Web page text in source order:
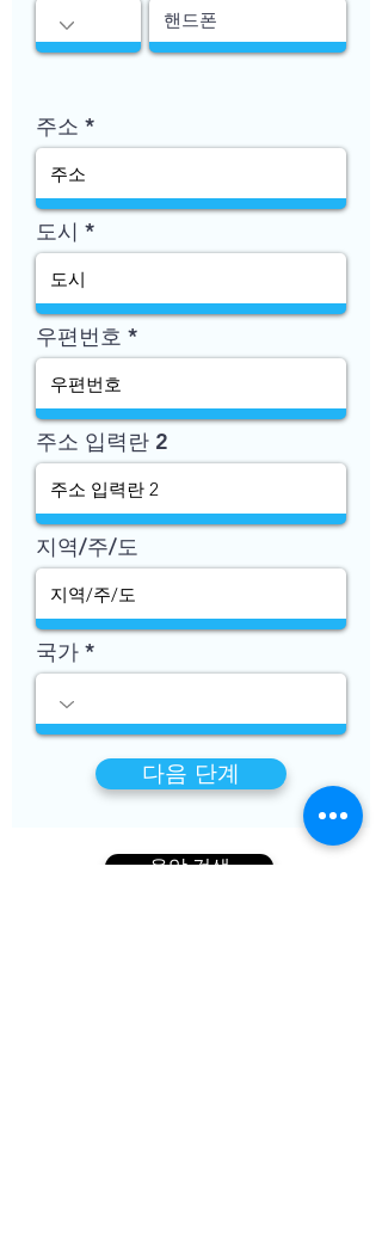
주소
도시
우편번호
주소 입력란 2
지역/주/도
국가
다음 단계
음악 검색